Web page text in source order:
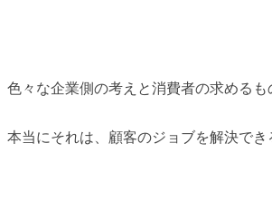
色々な企業側の考えと消費者の求めるも
本当にそれは、顧客のジョブを解決でき